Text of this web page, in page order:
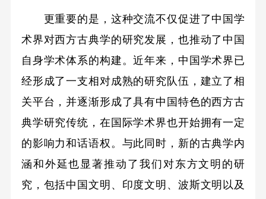
更重要的是，这种交流不仅促进了中国学
术界对西方古典学的研究发展，也推动了中国
自身学术体系的构建。近年来，中国学术界已
经形成了一支相对成熟的研究队伍，建立了相
关平台，并逐渐形成了具有中国特色的西方古
典学研究传统，在国际学术界也开始拥有一定
的影响力和话语权。与此同时，新的古典学内
涵和外延也显著推动了我们对东方文明的研
究，包括中国文明、印度文明、波斯文明以及